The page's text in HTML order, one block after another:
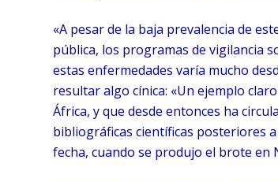
«A pesar de la baja prevalencia de
pública, los programas de vigilancia
estas enfermedades varía mucho
resultar algo cínica: «Un ejemplo
África, y que desde entonces ha
bibliográficas científicas posteriores
fecha, cuando se produjo el brote en